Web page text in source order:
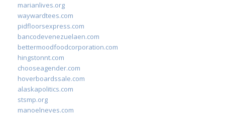
marianlives.org
waywardtees.com
pidfloorsexpress.com
bancodevenezuelaen.com
bettermoodfoodcorporation.com
hingstonnt.com
chooseagender.com
hoverboardssale.com
alaskapolitics.com
stsmp.org
manoelneves.com